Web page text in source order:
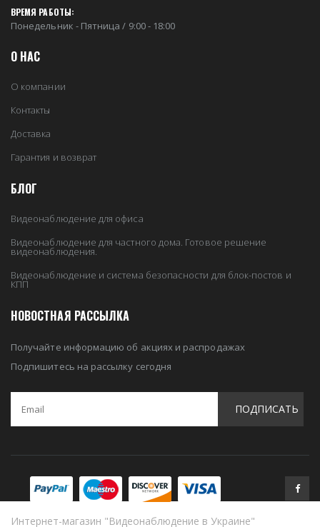
ВРЕМЯ РАБОТЫ:
Понедельник - Пятница / 9:00 - 18:00
О НАС
О компании
Контакты
Доставка
Гарантия и возврат
БЛОГ
Видеонаблюдение для офиса
Видеонаблюдение для частного дома. Готовое решение
видеонаблюдения.
Видеонаблюдение и система безопасности для блок-постов и
КПП
НОВОСТНАЯ РАССЫЛКА
Получайте информацию об акциях и распродажах
Подпишитесь на рассылку сегодня
ПОДПИСАТЬ
Интернет-магазин "Видеонаблюдение в Украине"